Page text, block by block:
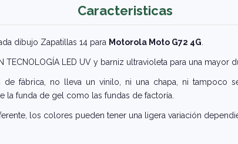
Caracteristicas
dibujo Zapatillas 14 para Motorola Moto G72 4G
TECNOLOGÍA LED UV y barniz ultravioleta para una mayor
fábrica, no lleva un vinilo, ni una chapa, ni tampoco
funda de gel como las fundas de factoría.
los colores pueden tener una ligera variación